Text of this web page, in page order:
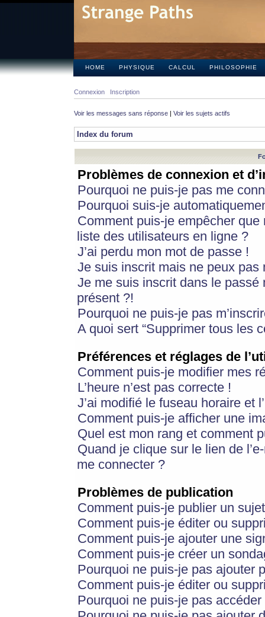
HOME PHYSIQUE CALCUL PHILOSOPHIE
Connexion Inscription
Voir les messages sans réponse | Voir les sujets actifs
Index du forum
Problèmes de connexion et
Pourquoi ne puis-je pas me
Pourquoi suis-je
Comment puis-je empêcher
liste des utilisateurs en ligne ?
J’ai perdu mon mot de passe !
Je suis inscrit mais ne peux pas
Je me suis inscrit dans le
présent ?!
Pourquoi ne puis-je pas
A quoi sert “Supprimer tous les
Préférences et réglages de
Comment puis-je modifier mes
L’heure n’est pas correcte !
J’ai modifié le fuseau horaire et
Comment puis-je afficher une
Quel est mon rang et comment
Quand je clique sur le lien de
me connecter ?
Problèmes de publication
Comment puis-je publier un
Comment puis-je éditer ou
Comment puis-je ajouter une
Comment puis-je créer un
Pourquoi ne puis-je pas ajouter
Comment puis-je éditer ou
Pourquoi ne puis-je pas